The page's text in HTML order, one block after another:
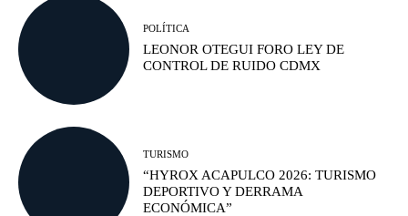
POLÍTICA
LEONOR OTEGUI FORO LEY DE
CONTROL DE RUIDO CDMX
TURISMO
“HYROX ACAPULCO 2026: TURISMO
DEPORTIVO Y DERRAMA
ECONÓMICA”